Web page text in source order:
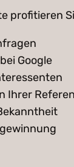
profitieren
Google
Ihrer